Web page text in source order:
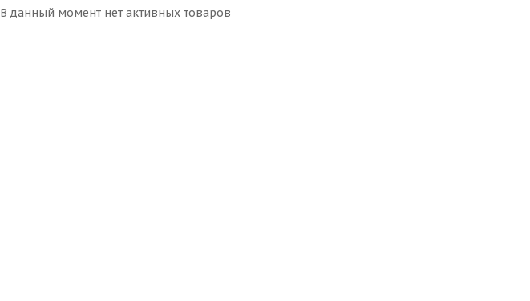
В данный момент нет активных товаров